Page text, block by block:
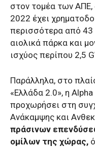
στον τομέα των ΑΠΕ,
2022 έχει
περισσότερα από
αιολικά πάρκα και
ισχύος περίπου 2,5
Παράλληλα, στο
«Ελλάδα 2.0», η
προχωρήσει στη
Ανάκαμψης και
πράσινων
ομίλων της χώρας,